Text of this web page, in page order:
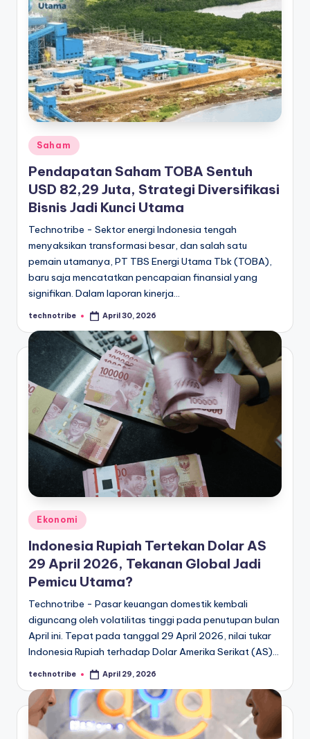
m
In
d
o
n
e
si
a
A
k
t
u
l
ekonomi
Indonesia
secara
cepat,
akurat,
dan
terpercaya.
Posted
in
Saham
Pendapatan Saham TOBA Sentuh
USD 82,29 Juta, Strategi Diversifikasi
Bisnis Jadi Kunci Utama
Technotribe - Sektor energi Indonesia tengah
menyaksikan transformasi besar, dan salah satu
pemain utamanya, PT TBS Energi Utama Tbk (TOBA),
baru saja mencatatkan pencapaian finansial yang
signifikan. Dalam laporan kinerja…
Posted
technotribe April 30, 2026
Posted
in
Ekonomi
Indonesia Rupiah Tertekan Dolar AS
29 April 2026, Tekanan Global Jadi
Pemicu Utama?
Technotribe - Pasar keuangan domestik kembali
diguncang oleh volatilitas tinggi pada penutupan bulan
April ini. Tepat pada tanggal 29 April 2026, nilai tukar
Indonesia Rupiah terhadap Dolar Amerika Serikat (AS)…
Posted
technotribe April 29, 2026